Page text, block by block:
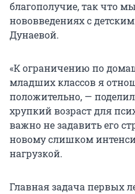
благополучие, так что
нововведениях с
Дунаевой.
«К ограничению по
младших классов я
положительно, —
хрупкий возраст для
важно не задавить его
новому слишком
нагрузкой.
Главная задача первых